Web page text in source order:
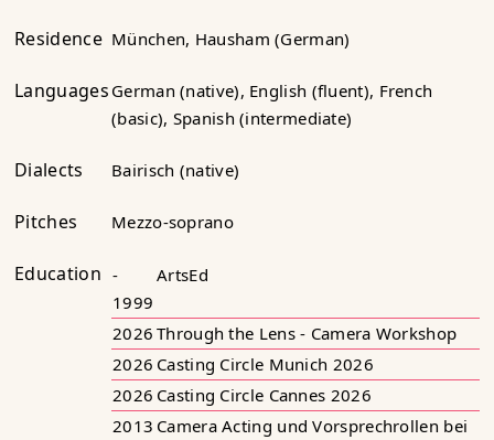
Residence München, Hausham (German)
Languages German (native), English (fluent), French
(basic), Spanish (intermediate)
Dialects Bairisch (native)
Pitches Mezzo-soprano
Education -
1999
ArtsEd
2026 Through the Lens - Camera Workshop
2026 Casting Circle Munich 2026
2026 Casting Circle Cannes 2026
2013 Camera Acting und Vorsprechrollen bei